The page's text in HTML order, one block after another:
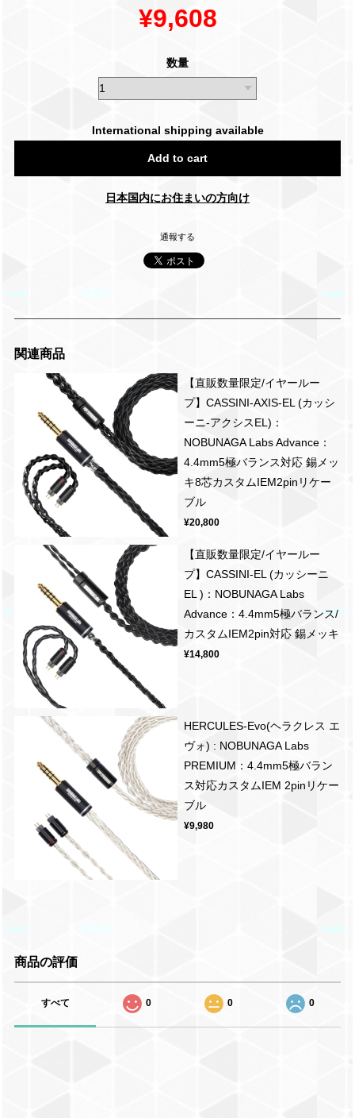
¥9,608
数量
International shipping available
Add to cart
日本国内にお住まいの方向け
通報する
関連商品
【直販数量限定/イヤールー
プ】CASSINI-AXIS-EL (カッシ
ーニ-アクシスEL)：
NOBUNAGA Labs Advance：
4.4mm5極バランス対応 錫メッ
キ8芯カスタムIEM2pinリケー
ブル
¥20,800
【直販数量限定/イヤールー
プ】CASSINI-EL (カッシーニ
EL )：NOBUNAGA Labs
Advance：4.4mm5極バランス/
カスタムIEM2pin対応 錫メッキ
¥14,800
HERCULES-Evo(ヘラクレス エ
ヴォ) : NOBUNAGA Labs
PREMIUM：4.4mm5極バラン
ス対応カスタムIEM 2pinリケー
ブル
¥9,980
商品の評価
すべて 0 0 0